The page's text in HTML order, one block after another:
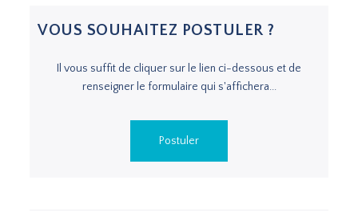
VOUS SOUHAITEZ POSTULER ?
Il vous suffit de cliquer sur le lien ci-dessous et de
renseigner le formulaire qui s'affichera...
Postuler